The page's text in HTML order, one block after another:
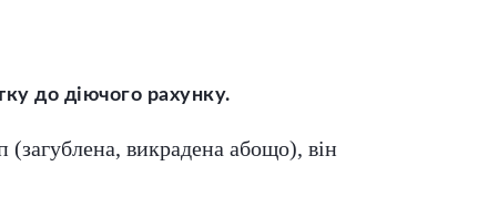
до діючого рахунку.
(загублена, викрадена абощо), він